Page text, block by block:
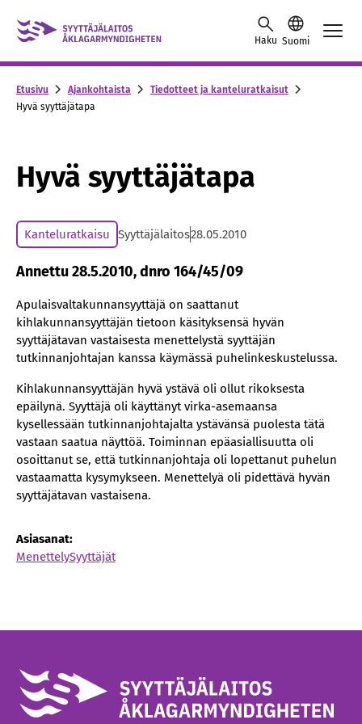
Skip to content -saavutettavuusohje
Haku Suomi
Etusivu Ajankohtaista
Tiedotteet ja kanteluratkaisut
Hyvä syyttäjätapa
Hyvä syyttäjätapa
Kanteluratkaisu Syyttäjälaitos28.05.2010
Annettu 28.5.2010, dnro 164/45/09
Apulaisvaltakunnansyyttäjä on saattanut
kihlakunnansyyttäjän tietoon käsityksensä hyvän
syyttäjätavan vastaisesta menettelystä syyttäjän
tutkinnanjohtajan kanssa käymässä puhelinkeskustelussa.
Kihlakunnansyyttäjän hyvä ystävä oli ollut rikoksesta
epäilynä. Syyttäjä oli käyttänyt virka-asemaansa
kysellessään tutkinnanjohtajalta ystävänsä puolesta tätä
vastaan saatua näyttöä. Toiminnan epäasiallisuutta oli
osoittanut se, että tutkinnanjohtaja oli lopettanut puhelun
vastaamatta kysymykseen. Menettelyä oli pidettävä hyvän
syyttäjätavan vastaisena.
Asiasanat:
MenettelySyyttäjät